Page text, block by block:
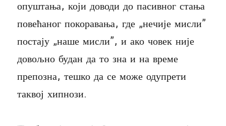
опуштања, који доводи до пасивног стања
повећаног покоравања, где „нечије мисли”
постају „наше мисли”, и ако човек није
довољно будан да то зна и на време
препозна, тешко да се може одупрети
таквој хипнози.